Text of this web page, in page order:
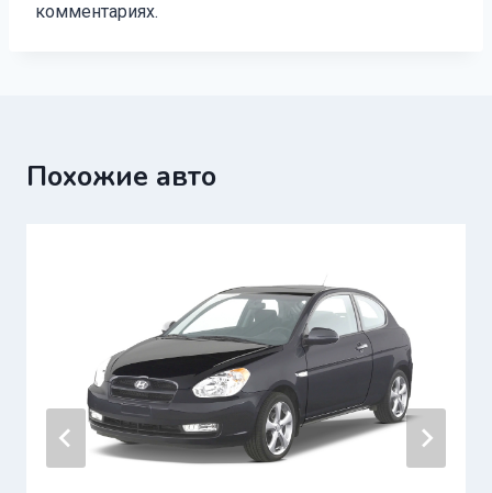
комментариях.
Похожие авто